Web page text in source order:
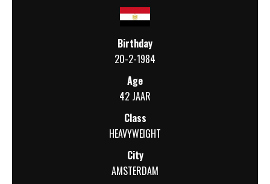
Birthday
20-2-1984
Age
42 JAAR
Class
HEAVYWEIGHT
City
AMSTERDAM